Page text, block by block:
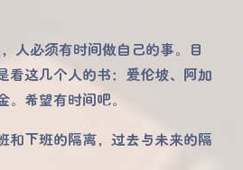
人必须有时间做自己的事。目
看这几个人的书：爱伦坡、阿加
希望有时间吧。
和下班的隔离，过去与未来的隔